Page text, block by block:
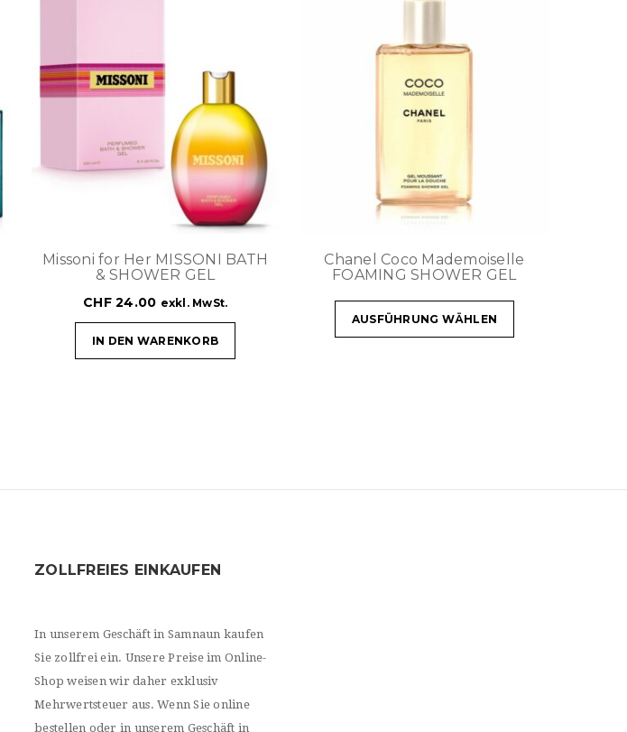
Missoni for Her MISSONI BATH
& SHOWER GEL
CHF24.00 exkl. MwSt.
IN DEN WARENKORB
Chanel Coco Mademoiselle
FOAMING SHOWER GEL
AUSFÜHRUNG WÄHLEN
ZOLLFREIES EINKAUFEN
In unserem Geschäft in Samnaun kaufen
Sie zollfrei ein. Unsere Preise im Online-
Shop weisen wir daher exklusiv
Mehrwertsteuer aus. Wenn Sie online
bestellen oder in unserem Geschäft in